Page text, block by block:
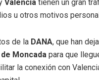
Valencia tienen un gran
u otros motivos
de la DANA, que han
Moncada para que
la conexión con